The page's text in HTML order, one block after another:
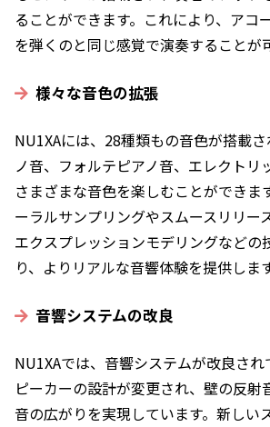
ることができます。これにより、アコ
を弾くのと同じ感覚で演奏することが
様々な音色の拡張
NU1XAには、28種類もの音色が搭載
ノ音、フォルテピアノ音、エレクトリ
さまざまな音色を楽しむことができま
ーラルサンプリングやスムースリリー
エクスプレッションモデリングなどの
り、よりリアルな音響体験を提供します
音響システムの改良
NU1XAでは、音響システムが改良され
ピーカーの設計が変更され、壁の反射
音の広がりを実現しています。新しい